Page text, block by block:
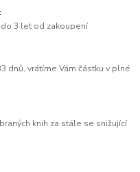
do 3 let od zakoupení
dnů, vrátíme Vám částku v plné
knih za stále se snižující